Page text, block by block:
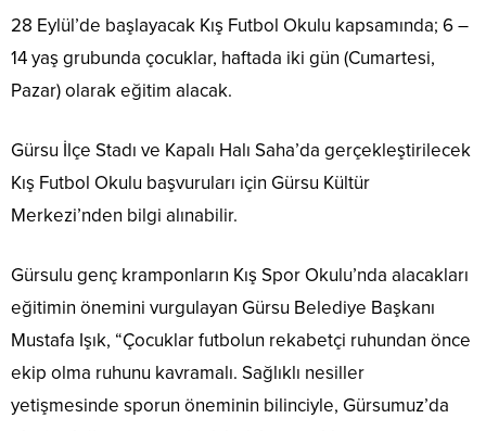
28 Eylül’de başlayacak Kış Futbol Okulu kapsamında; 6 –
14 yaş grubunda çocuklar, haftada iki gün (Cumartesi,
Pazar) olarak eğitim alacak.
Gürsu İlçe Stadı ve Kapalı Halı Saha’da gerçekleştirilecek
Kış Futbol Okulu başvuruları için Gürsu Kültür
Merkezi’nden bilgi alınabilir.
Gürsulu genç kramponların Kış Spor Okulu’nda alacakları
eğitimin önemini vurgulayan Gürsu Belediye Başkanı
Mustafa Işık, “Çocuklar futbolun rekabetçi ruhundan önce
ekip olma ruhunu kavramalı. Sağlıklı nesiller
yetişmesinde sporun öneminin bilinciyle, Gürsumuz’da